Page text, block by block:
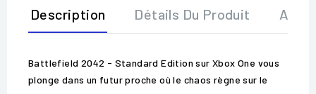
Description Détails Du Produit Avis
Battlefield 2042 - Standard Edition sur Xbox One vous
plonge dans un futur proche où le chaos règne sur le